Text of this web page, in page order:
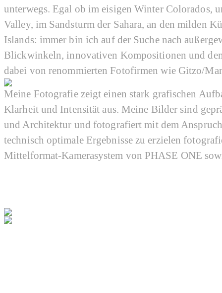
unterwegs. Egal ob im eisigen Winter Colorados,
Valley, im Sandsturm der Sahara, an den milden
Islands: immer bin ich auf der Suche nach
Blickwinkeln, innovativen Kompositionen und
dabei von renommierten Fotofirmen wie Gitzo/
Meine Fotografie zeigt einen stark grafischen
Klarheit und Intensität aus. Meine Bilder sind
und Architektur und fotografiert mit dem
technisch optimale Ergebnisse zu erzielen
Mittelformat-Kamerasystem von PHASE ONE